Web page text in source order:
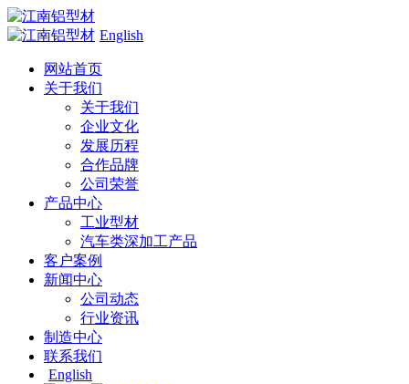
English
网站首页
关于我们
关于我们
企业文化
发展历程
合作品牌
公司荣誉
产品中心
工业型材
汽车类深加工产品
客户案例
新闻中心
公司动态
行业资讯
制造中心
联系我们
English